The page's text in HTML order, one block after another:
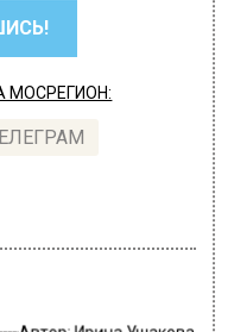
МОСРЕГИОН: